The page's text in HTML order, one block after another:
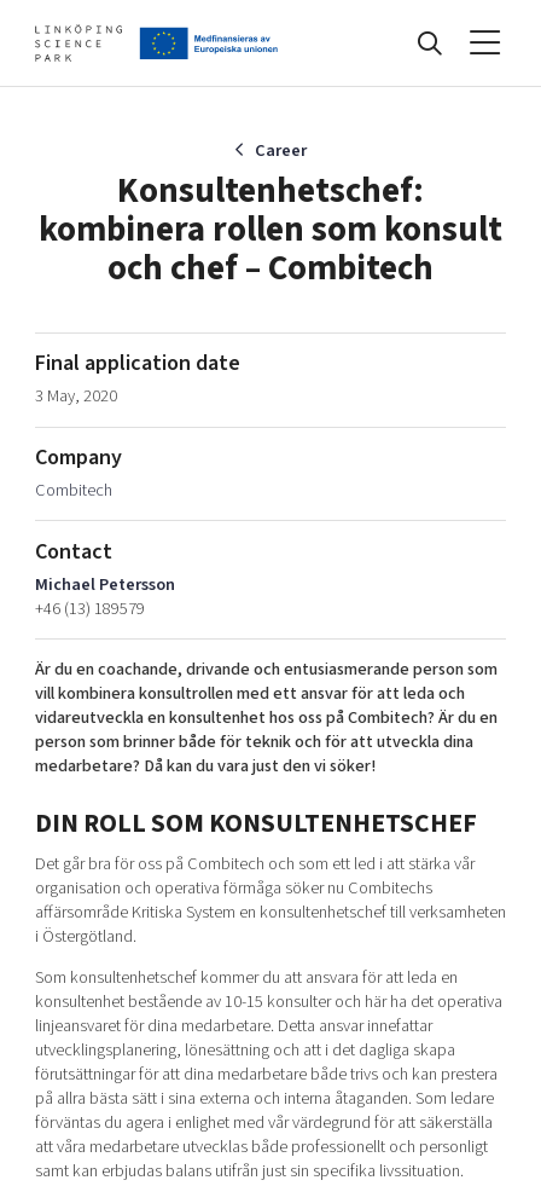
Find your network
Artificial intelligence
Cybersecurity
Manufacturing industries
Global talent
Visual technologies
Shaping cities and regions
Bright East
East Sweden Tech Women
Reversed mentorship
Current offers and activities
Develop your company
Upgrade your skills & master new ones
Upscaling
Talent & skills
Startup & industry collaboration
Offers to boost your business
Funding opportunities
About
Our story, mission & vision
Our community of companies
Projects
Publications
Project toolbox
Our clusters
Reach out to us
Locations
40 years anniversary
Today's lunch in Mjärdevi
Career
Konsultenhetschef:
kombinera rollen som konsult
och chef – Combitech
Final application date
3 May, 2020
Company
Combitech
Contact
Michael Petersson
+46 (13) 189579
Är du en coachande, drivande och entusiasmerande person som
vill kombinera konsultrollen med ett ansvar för att leda och
vidareutveckla en konsultenhet hos oss på Combitech? Är du en
person som brinner både för teknik och för att utveckla dina
medarbetare? Då kan du vara just den vi söker!
DIN ROLL SOM KONSULTENHETSCHEF
Det går bra för oss på Combitech och som ett led i att stärka vår
organisation och operativa förmåga söker nu Combitechs
affärsområde Kritiska System en konsultenhetschef till verksamheten
i Östergötland.
Som konsultenhetschef kommer du att ansvara för att leda en
konsultenhet bestående av 10-15 konsulter och här ha det operativa
linjeansvaret för dina medarbetare. Detta ansvar innefattar
utvecklingsplanering, lönesättning och att i det dagliga skapa
förutsättningar för att dina medarbetare både trivs och kan prestera
på allra bästa sätt i sina externa och interna åtaganden. Som ledare
förväntas du agera i enlighet med vår värdegrund för att säkerställa
att våra medarbetare utvecklas både professionellt och personligt
samt kan erbjudas balans utifrån just sin specifika livssituation.